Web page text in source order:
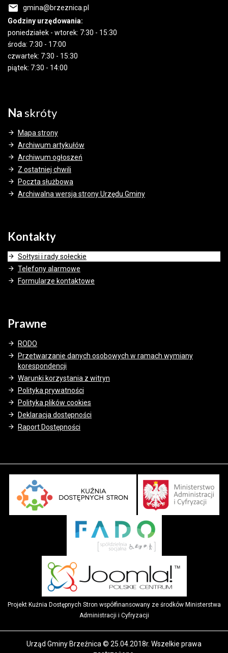
gmina@brzeznica.pl
Godziny urzędowania:
poniedziałek - wtorek: 7:30 - 15:30
środa: 7:30 - 17:00
czwartek: 7:30 - 15:30
piątek: 7:30 - 14:00
Naskróty
Mapa strony
Archiwum artykułów
Archiwum ogłoszeń
Z ostatniej chwili
Poczta służbowa
Archiwalna wersja strony Urzędu Gminy
Kontakty
Sołtysi i rady sołeckie
Telefony alarmowe
Formularze kontaktowe
Prawne
RODO
Przetwarzanie danych osobowych w ramach wymiany
korespondencji
Warunki korzystania z witryn
Polityka prywatności
Polityka plików cookies
Deklaracja dostępności
Raport Dostępności
Projekt Kuźnia Dostępnych Stron współfinansowany ze środków Ministerstwa
Administracji i Cyfryzacji
Urząd Gminy Brzeźnica © 25.04.2018r. Wszelkie prawa